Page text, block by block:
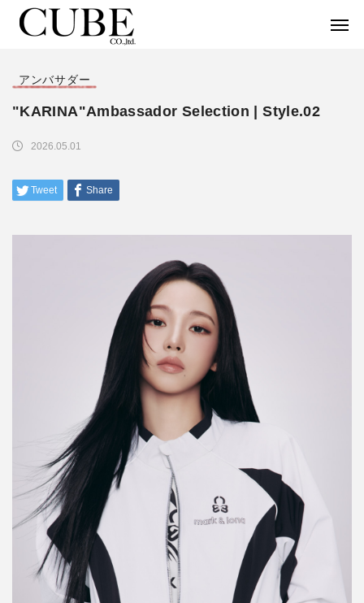
アンバサダー
"KARINA"Ambassador Selection | Style.02
2026.05.01